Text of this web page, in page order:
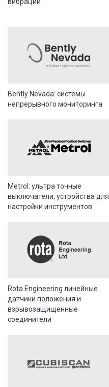
Bently Nevada: системы
непрерывного мониторинга
Metrol: ультра точные
выключатели, устройства для
настройки инструментов
Rota Engineering линейные
датчики положения и
взрывозащищенные
соединители